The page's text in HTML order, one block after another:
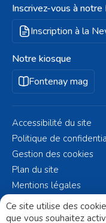
Inscrivez-vous à
Inscription à la
Notre kiosque
Fontenay mag
Mentions légales
Accessibilité du site
Politique de
Gestion des cookies
Plan du site
© Fontenay-aux-
Ce site utilise des
que vous souhaitez